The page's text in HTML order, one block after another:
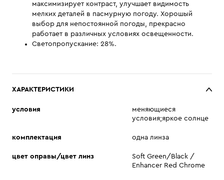
максимизирует контраст, улучшает видимость
мелких деталей в пасмурную погоду. Хорошый
выбор для непостоянной погоды, прекрасно
работает в различных условиях освещенности.
Светопропускание: 28%.
ХАРАКТЕРИСТИКИ
условия
меняющиеся
условия;яркое солнце
комплектация одна линза
цвет оправы/цвет линз
Soft Green/Black /
Enhancer Red Chrome